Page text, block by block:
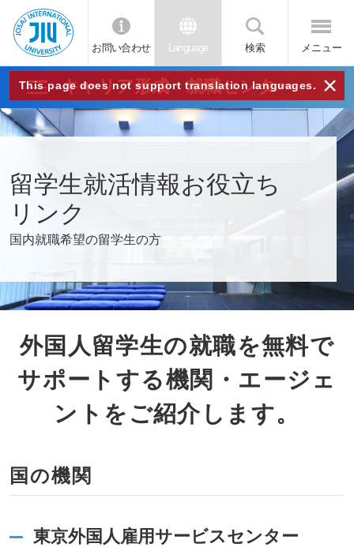
JIU
城西
国際
大学
お問い合わせ Language 検索 メニュー
This page does not support translation languages. ×
キャリア形成・就職センター
留学生就活情報お役立ち
リンク
国内就職希望の留学生の方
外国人留学生の就職を無料で
サポートする機関・エージェ
ントをご紹介します。
国の機関
東京外国人雇用サービスセンター